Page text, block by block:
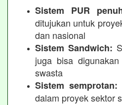
Sistem PUR
ditujukan untuk
dan nasional
Sistem Sandwich:
juga bisa
swasta
Sistem semprotan:
dalam proyek sektor